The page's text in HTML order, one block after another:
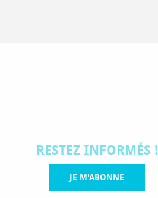
RESTEZ INFORMÉS !
JE M'ABONNE